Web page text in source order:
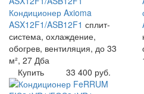
Кондиционер Axioma
ASX12F1/ASB12F1 сплит-
система, охлаждение,
обогрев, вентиляция, до 33
м², 27 Дба
Купить
33 400 руб.